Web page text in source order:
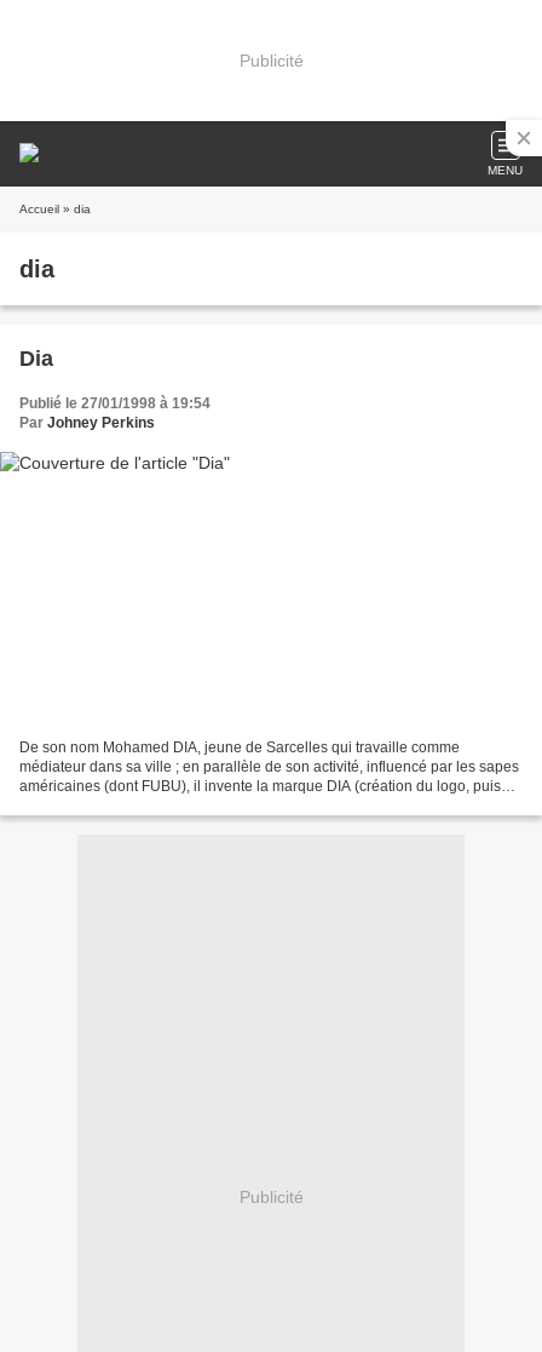
Publicité
MENU
Accueil » dia
dia
Dia
Publié le 27/01/1998 à 19:54
Par Johney Perkins
De son nom Mohamed DIA, jeune de Sarcelles qui travaille comme
médiateur dans sa ville ; en parallèle de son activité, influencé par les sapes
américaines (dont FUBU), il invente la marque DIA (création du logo, puis
Publicité